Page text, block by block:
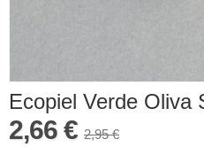
Ecopiel Verde Oliva
2,66 € 2,95 €